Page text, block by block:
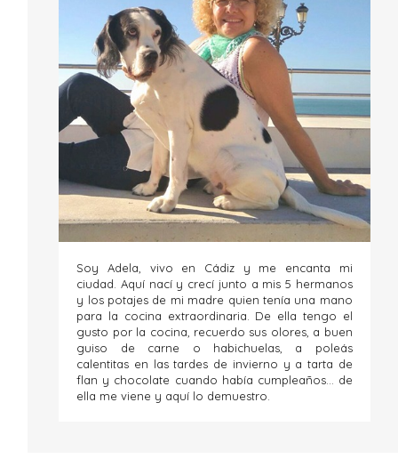
Soy Adela, vivo en Cádiz y me encanta mi
ciudad. Aquí nací y crecí junto a mis 5 hermanos
y los potajes de mi madre quien tenía una mano
para la cocina extraordinaria. De ella tengo el
gusto por la cocina, recuerdo sus olores, a buen
guiso de carne o habichuelas, a poleás
calentitas en las tardes de invierno y a tarta de
flan y chocolate cuando había cumpleaños... de
ella me viene y aquí lo demuestro.